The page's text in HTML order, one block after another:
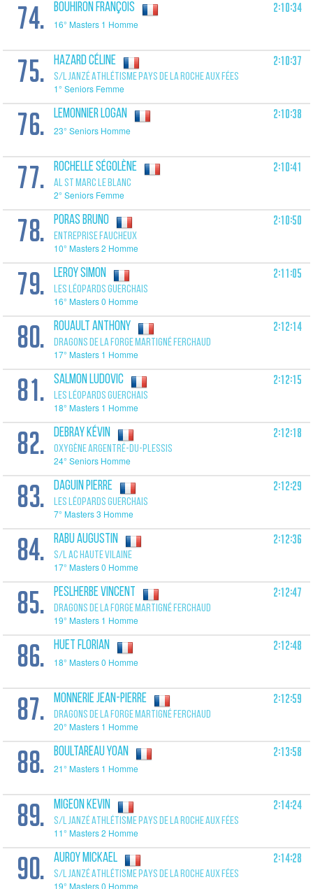
74. BOUHIRON François
16° Masters 1 Homme
2:10:34
75. HAZARD Céline
S/L JANZÉ ATHLÉTISME PAYS DE LA ROCHE AUX FÉES
1° Seniors Femme
2:10:37
76. LEMONNIER Logan
23° Seniors Homme
2:10:38
77. ROCHELLE Ségolène
AL ST MARC LE BLANC
2° Seniors Femme
2:10:41
78. PORAS Bruno
ENTREPRISE FAUCHEUX
10° Masters 2 Homme
2:10:50
79. LEROY Simon
LES LÉOPARDS GUERCHAIS
16° Masters 0 Homme
2:11:05
80. ROUAULT Anthony
DRAGONS DE LA FORGE MARTIGNÉ FERCHAUD
17° Masters 1 Homme
2:12:14
81. SALMON Ludovic
LES LÉOPARDS GUERCHAIS
18° Masters 1 Homme
2:12:15
82. DEBRAY Kévin
OXYGÈNE ARGENTRÉ-DU-PLESSIS
24° Seniors Homme
2:12:18
83. DAGUIN Pierre
LES LÉOPARDS GUERCHAIS
7° Masters 3 Homme
2:12:29
84. RABU Augustin
S/L AC HAUTE VILAINE
17° Masters 0 Homme
2:12:36
85. PESLHERBE Vincent
DRAGONS DE LA FORGE MARTIGNÉ FERCHAUD
19° Masters 1 Homme
2:12:47
86. HUET Florian
18° Masters 0 Homme
2:12:48
87. MONNERIE Jean-Pierre
DRAGONS DE LA FORGE MARTIGNÉ FERCHAUD
20° Masters 1 Homme
2:12:59
88. BOULTAREAU Yoan
21° Masters 1 Homme
2:13:58
89. MIGEON Kevin
S/L JANZÉ ATHLÉTISME PAYS DE LA ROCHE AUX FÉES
11° Masters 2 Homme
2:14:24
90. AUROY Mickael
S/L JANZÉ ATHLÉTISME PAYS DE LA ROCHE AUX FÉES
19° Masters 0 Homme
2:14:28